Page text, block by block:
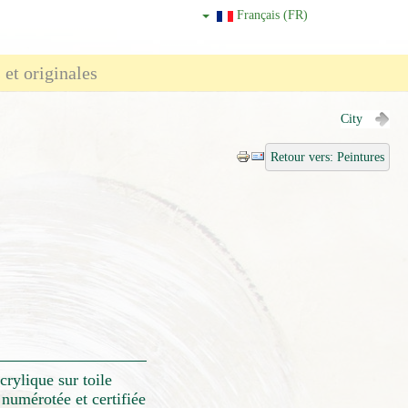
Français (FR)
et originales
City
Retour vers: Peintures
sur toile
et certifiée